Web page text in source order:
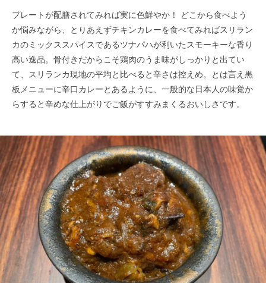
プレートが配膳されてみれば実に色鮮やか！ どこから食べよう
か悩みながら、とりあえずチキンカレーを食べてみればスリラン
カのミックススパイスであるツナパハが利いたスモーキーな香り
高い逸品。骨付きだからこそ鶏肉のうま味がしっかりと出てい
て、スリランカ現地の平均と比べると辛さは控えめ。とは言え黒
板メニューに辛口カレーとあるように、一般的な日本人の味覚か
らすると辛めな仕上がりでご飯がすすみまくるおいしさです。